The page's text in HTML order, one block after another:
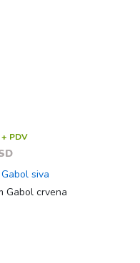
+ PDV
siva